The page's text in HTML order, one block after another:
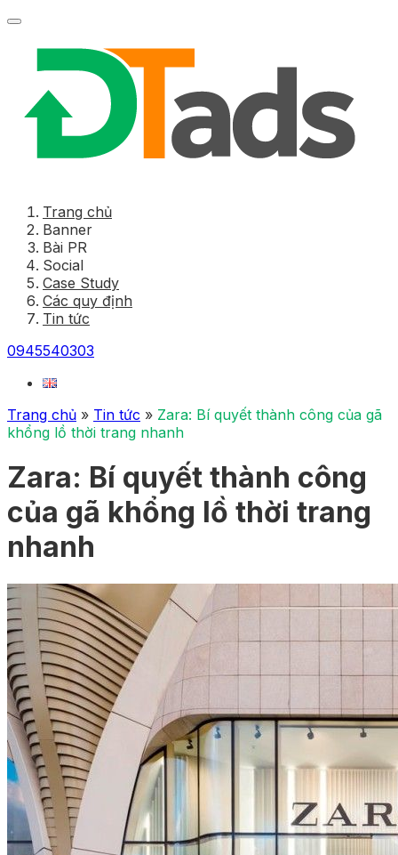
Trang chủ
Banner
Bài PR
Social
Case Study
Các quy định
Tin tức
0945540303
Trang chủ » Tin tức » Zara: Bí quyết thành công của gã
khổng lồ thời trang nhanh
Zara: Bí quyết thành công
của gã khổng lồ thời trang
nhanh